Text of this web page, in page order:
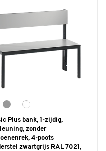
Plus bank, 1-zijdig,
zonder
4-poots
zwartgrijs RAL 7021,